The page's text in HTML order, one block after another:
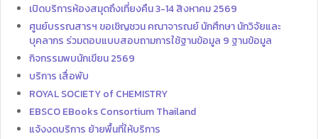
เปิดบริการห้องสมุดถึงเที่ยงคืน 3-14 สิงหาคม 2569
ศูนย์บรรณสารฯ ขอเชิญชวน คณาจารณย์ นักศึกษา นักวิจัยและ
บุคลากร ร่วมตอบแบบสอบถามการใช้ฐานข้อมูล 9 ฐานข้อมูล
กิจกรรมพบนักเขียน 2569
บริการ เสื่อพับ
ROYAL SOCIETY of CHEMISTRY
EBSCO EBooks Consortium Thailand
แจ้งงดบริการ ย้ายพื้นที่ให้บริการ